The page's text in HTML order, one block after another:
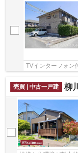
TVインターフォン
売買 | 中古一戸建 柳